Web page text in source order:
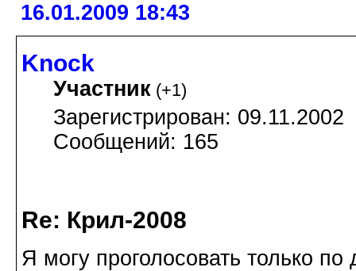
16.01.2009 18:43
Knock
Участник (+1)
Зарегистрирован: 09.11.2002
Сообщений: 165
Re: Крил-2008
Я могу проголосовать только